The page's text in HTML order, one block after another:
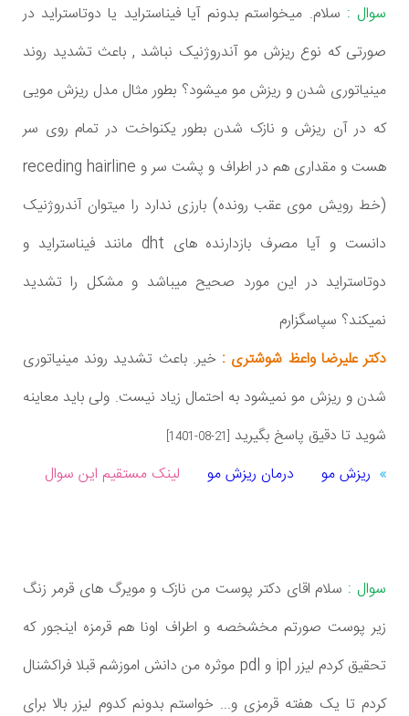
سوال : سلام. میخواستم بدونم آیا فیناستراید یا دوتاستراید در
صورتی که نوع ریزش مو آندروژنیک نباشد , باعث تشدید روند
مینیاتوری شدن و ریزش مو میشود؟ بطور مثال مدل ریزش مویی
که در آن ریزش و نازک شدن بطور یکنواخت در تمام روی سر
هست و مقداری هم در اطراف و پشت سر و receding hairline
(خط رویش موی عقب رونده) بارزی ندارد را میتوان آندروژنیک
دانست و آیا مصرف بازدارنده های dht مانند فیناستراید و
دوتاستراید در این مورد صحیح میباشد و مشکل را تشدید
نمیکند؟ سپاسگزارم
دکتر علیرضا واعظ شوشتری : خیر. باعث تشدید روند مینیاتوری
شدن و ریزش مو نمیشود به احتمال زیاد نیست. ولی باید معاینه
شوید تا دقیق پاسخ بگیرید [1401-08-21]
ریزش مو درمان ریزش مو لینک مستقیم این سوال
سوال : سلام اقای دکتر پوست من نازک و مویرگ های قرمر زنگ
زیر پوست صورتم مخشخصه و اطراف اونا هم قرمزه اینجور که
تحقیق کردم لیزر ipl و pdl موثره من دانش اموزشم قبلا فراکشنال
کردم تا یک هفته قرمزی و... خواستم بدونم کدوم لیزر بالا برای